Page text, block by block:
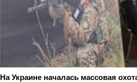
На Украине началась массовая